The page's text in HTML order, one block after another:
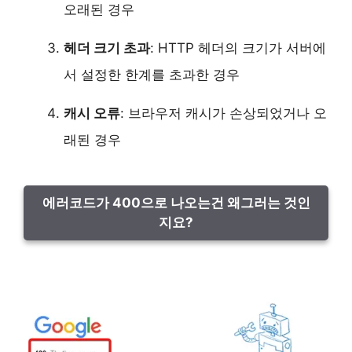
오래된 경우
헤더 크기 초과: HTTP 헤더의 크기가 서버에
서 설정한 한계를 초과한 경우
캐시 오류: 브라우저 캐시가 손상되었거나 오
래된 경우
에러코드가 400으로 나오는건 왜그러는 것인
지요?